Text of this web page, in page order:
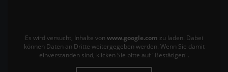
Es wird versucht, Inhalte von www.google.com zu laden. Dabei
können Daten an Dritte weitergegeben werden. Wenn Sie damit
einverstanden sind, klicken Sie bitte auf "Bestätigen".